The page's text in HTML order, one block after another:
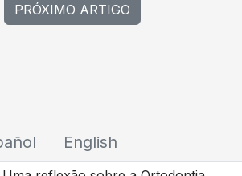
PRÓXIMO ARTIGO
English